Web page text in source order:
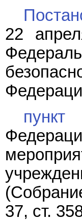
22
37, ст.